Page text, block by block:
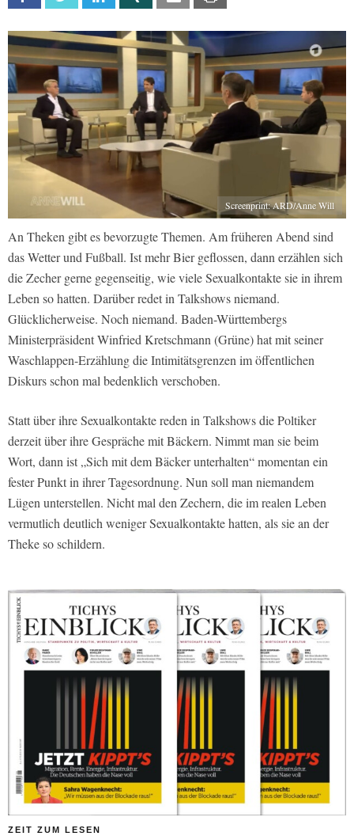
Screenprint: ARD/Anne Will
An Theken gibt es bevorzugte Themen. Am früheren Abend sind
das Wetter und Fußball. Ist mehr Bier geflossen, dann erzählen sich
die Zecher gerne gegenseitig, wie viele Sexualkontakte sie in ihrem
Leben so hatten. Darüber redet in Talkshows niemand.
Glücklicherweise. Noch niemand. Baden-Württembergs
Ministerpräsident Winfried Kretschmann (Grüne) hat mit seiner
Waschlappen-Erzählung die Intimitätsgrenzen im öffentlichen
Diskurs schon mal bedenklich verschoben.
Statt über ihre Sexualkontakte reden in Talkshows die Poltiker
derzeit über ihre Gespräche mit Bäckern. Nimmt man sie beim
Wort, dann ist „Sich mit dem Bäcker unterhalten“ momentan ein
fester Punkt in ihrer Tagesordnung. Nun soll man niemandem
Lügen unterstellen. Nicht mal den Zechern, die im realen Leben
vermutlich deutlich weniger Sexualkontakte hatten, als sie an der
Theke so schildern.
ZEIT ZUM LESEN